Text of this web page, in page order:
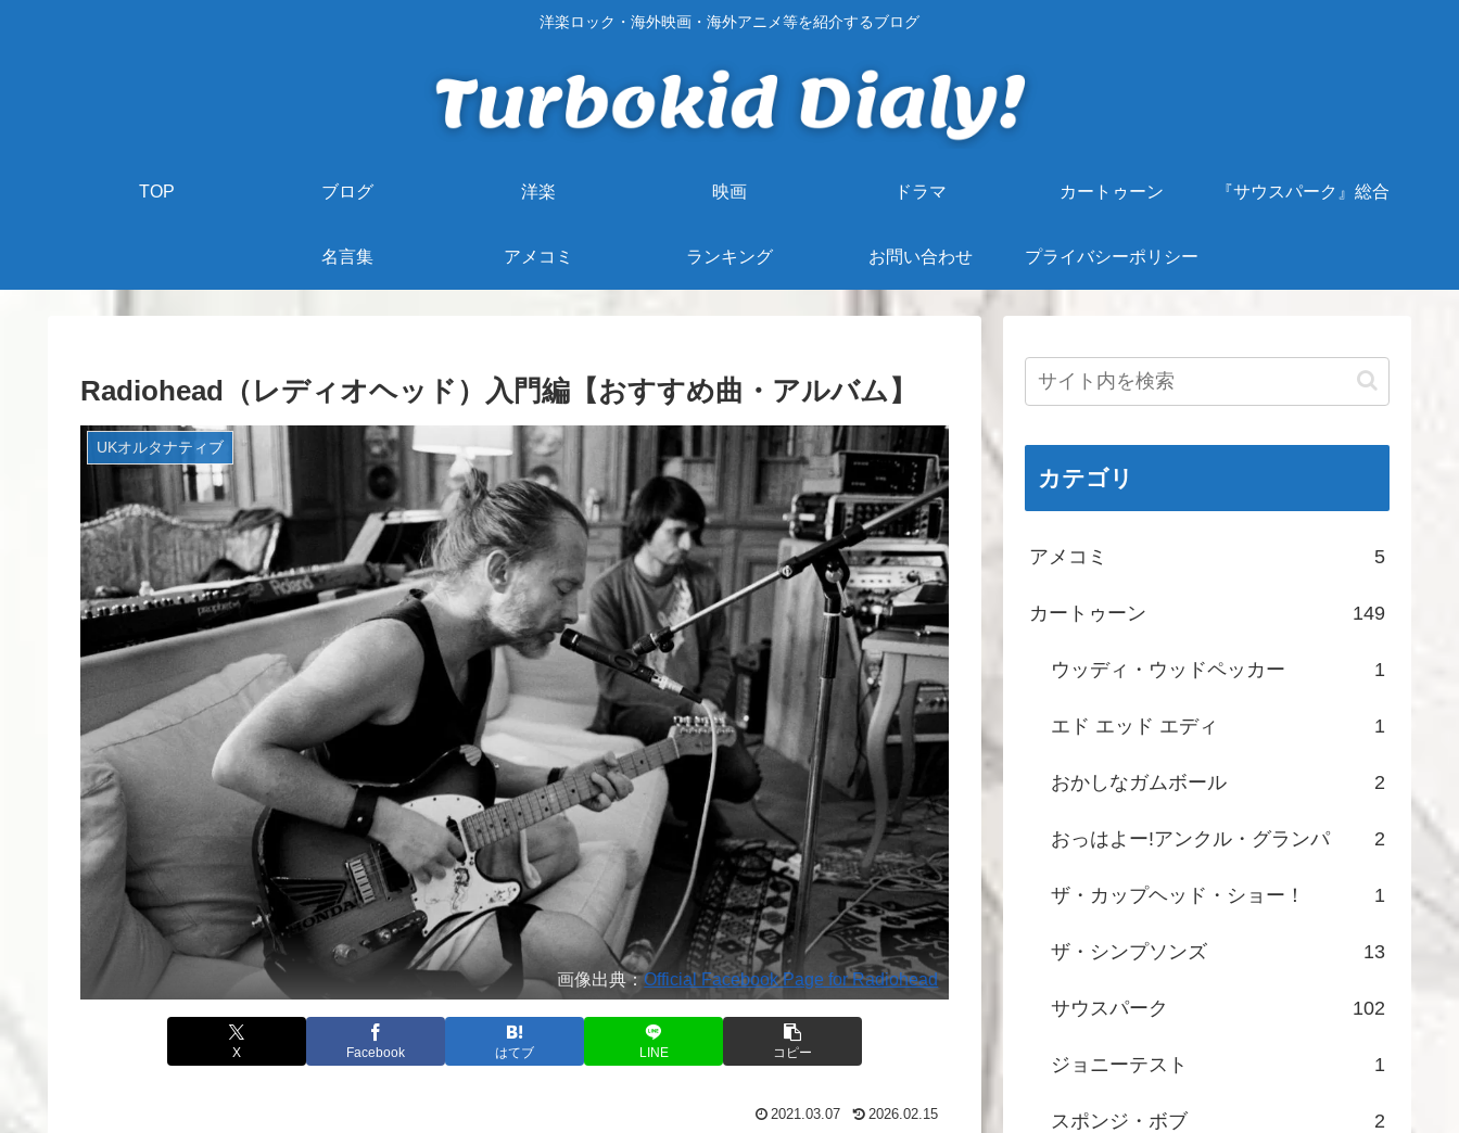
洋楽ロック・海外映画・海外アニメ等を紹介するブログ
TOP ブログ 洋楽 映画 ドラマ カートゥーン 『サウスパーク』総合
名言集 アメコミ ランキング お問い合わせ プライバシーポリシー
Radiohead（レディオヘッド）入門編【おすすめ曲・アルバム】
UKオルタナティブ
画像出典：Official Facebook Page for Radiohead
X Facebook はてブ LINE コピー
2021.03.07 2026.02.15
カテゴリ
アメコミ 5
カートゥーン 149
ウッディ・ウッドペッカー 1
エド エッド エディ 1
おかしなガムボール 2
おっはよー!アンクル・グランパ 2
ザ・カップヘッド・ショー！ 1
ザ・シンプソンズ 13
サウスパーク 102
ジョニーテスト 1
スポンジ・ボブ 2